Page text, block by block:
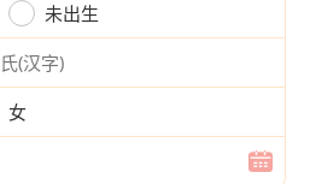
未出生
女